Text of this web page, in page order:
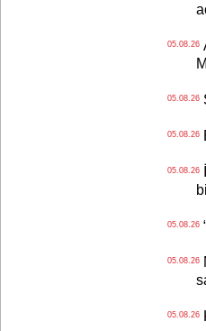
05.08.26
05.08.26
05.08.26
05.08.26
05.08.26
05.08.26
05.08.26